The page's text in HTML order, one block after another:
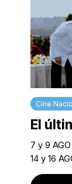
Cine
El
7 y 9
14 y 16